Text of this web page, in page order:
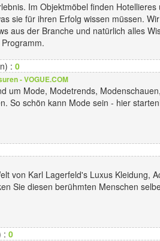
Im Objektmöbel finden Hotellieres
sie für ihren Erfolg wissen müssen.
aus der Branche und natürlich alles
: 0
- VOGUE.COM
um Mode, Modetrends,
So schön kann Mode sein - hier
von Karl Lagerfeld's Luxus Kleidung,
Sie diesen berühmten Menschen
: 0